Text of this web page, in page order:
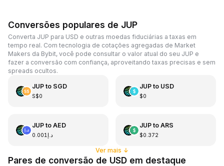
Conversões populares de JUP
Converta JUP para USD e outras moedas fiduciárias a taxas em
tempo real. Com tecnologia de cotações agregadas de Market
Makers da Bybit, você pode consultar o valor atual do seu JUP e
fazer a conversão com confiança, aproveitando taxas precisas e sem
spreads ocultos.
JUPto SGD
S$0
JUPto USD
$0
JUPto AED
د.إ0.001
JUPto ARS
$0.372
Ver mais ↓
Pares de conversão de USD em destaque